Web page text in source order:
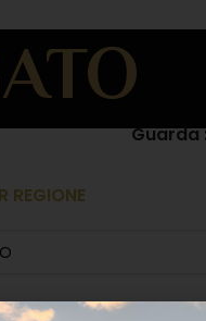
Guarda
REGIONE